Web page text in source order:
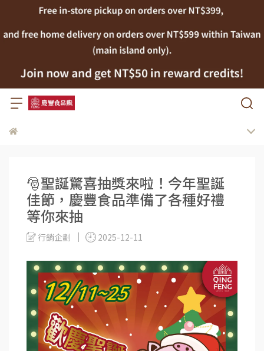
🎅聖誕驚喜抽獎來啦！今年聖誕
佳節，慶豐食品準備了各種好禮
等你來抽
行銷企劃 2025-12-11